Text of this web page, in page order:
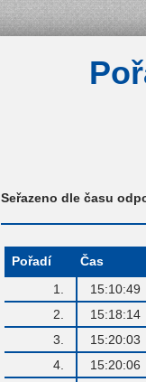
Seřazeno dle času
Pořadí
Čas
1.
15:10:49
2.
15:18:14
3.
15:20:03
4.
15:20:06